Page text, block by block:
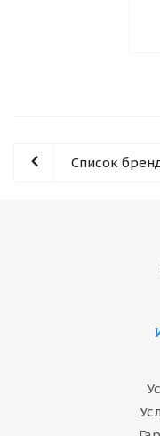
Список